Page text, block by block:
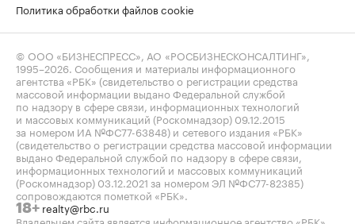
Политика обработки файлов cookie
© ООО «БИЗНЕСПРЕСС», АО «РОСБИЗНЕСКОНСАЛТИНГ»,
1995–2026. Сообщения и материалы информационного
агентства «РБК» (свидетельство о регистрации средства
массовой информации выдано Федеральной службой
по надзору в сфере связи, информационных технологий
и массовых коммуникаций (Роскомнадзор) 09.12.2015
за номером ИА №ФС77-63848) и сетевого издания «РБК»
(свидетельство о регистрации средства массовой информации
выдано Федеральной службой по надзору в сфере связи,
информационных технологий и массовых коммуникаций
(Роскомнадзор) 03.12.2021 за номером ЭЛ №ФС77-82385)
сопровождаются пометкой «РБК».
18+ realty@rbc.ru
Владельцем сайта является информационное агентство «РБК».